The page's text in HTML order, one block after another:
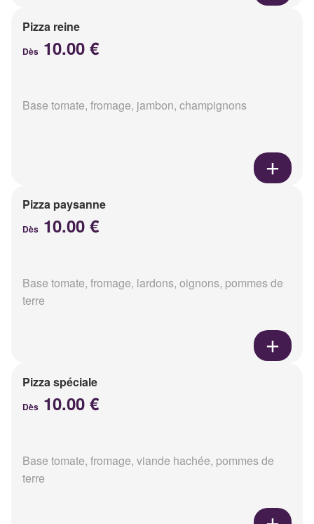
Pizza reine
Dès 10.00 €
Base tomate, fromage, jambon, champignons
Pizza paysanne
Dès 10.00 €
Base tomate, fromage, lardons, oignons, pommes de
terre
Pizza spéciale
Dès 10.00 €
Base tomate, fromage, viande hachée, pommes de
terre